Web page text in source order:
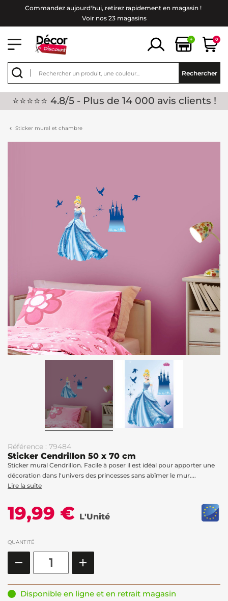
Commandez aujourd'hui, retirez rapidement en magasin !
Voir nos 23 magasins
+ 0
Rechercher
⭐⭐⭐⭐⭐ 4.8/5 - Plus de 14 000 avis clients !
Sticker mural et chambre
Référence : 79484
Sticker Cendrillon 50 x 70 cm
Sticker mural Cendrillon. Facile à poser il est idéal pour apporter une
décoration dans l'univers des princesses sans abîmer le mur....
Lire la suite
19,99 € L'Unité
QUANTITÉ
Disponible en ligne et en retrait magasin